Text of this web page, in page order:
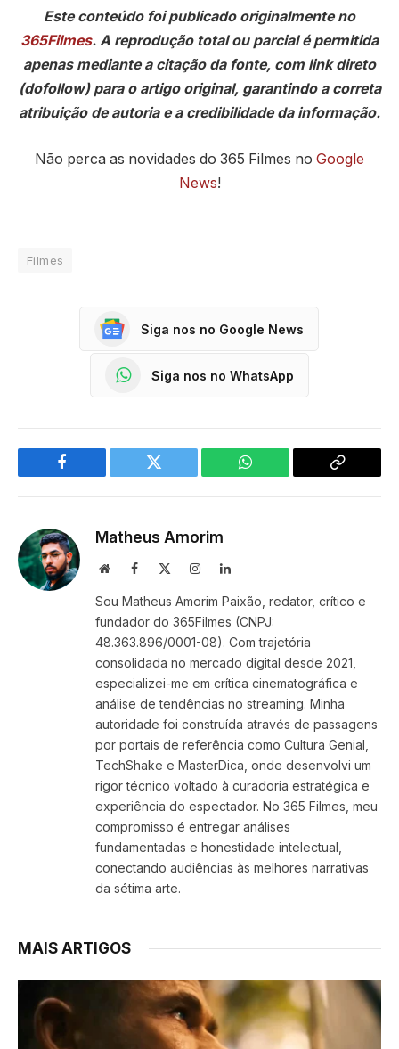
Este conteúdo foi publicado originalmente no
365Filmes. A reprodução total ou parcial é permitida
apenas mediante a citação da fonte, com link direto
(dofollow) para o artigo original, garantindo a correta
atribuição de autoria e a credibilidade da informação.
Não perca as novidades do 365 Filmes no Google
News!
Filmes
Siga nos no Google News
Siga nos no WhatsApp
Facebook Twitter WhatsApp
Copy
Matheus Amorim
WebsiteFacebook InstagramLinkedIn
Sou Matheus Amorim Paixão, redator, crítico e
fundador do 365Filmes (CNPJ:
48.363.896/0001-08). Com trajetória
consolidada no mercado digital desde 2021,
especializei-me em crítica cinematográfica e
análise de tendências no streaming. Minha
autoridade foi construída através de passagens
por portais de referência como Cultura Genial,
TechShake e MasterDica, onde desenvolvi um
rigor técnico voltado à curadoria estratégica e
experiência do espectador. No 365 Filmes, meu
compromisso é entregar análises
fundamentadas e honestidade intelectual,
conectando audiências às melhores narrativas
da sétima arte.
MAIS ARTIGOS